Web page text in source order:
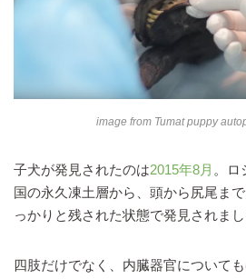
image from Tumat puppy
子犬が発見されたのは2015年8月 。ロ
国の永久凍土層から、頭から尻尾ま
っかりと残された状態で発見されまし
四肢だけでなく、内臓器官について